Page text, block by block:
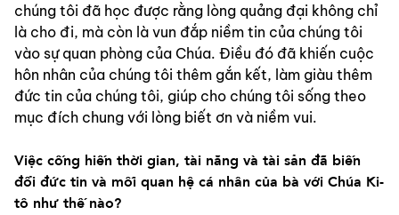
chúng tôi đã học được rằng lòng quảng đại không chỉ
là cho đi, mà còn là vun đắp niềm tin của chúng tôi
vào sự quan phòng của Chúa. Điều đó đã khiến cuộc
hôn nhân của chúng tôi thêm gắn kết, làm giàu thêm
đức tin của chúng tôi, giúp cho chúng tôi sống theo
mục đích chung với lòng biết ơn và niềm vui.
Việc cống hiến thời gian, tài năng và tài sản đã biến
đổi đức tin và mối quan hệ cá nhân của bà với Chúa Ki-
tô như thế nào?